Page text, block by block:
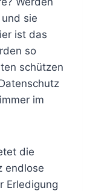
sie
ist das
so
schützen
im
die
endlose
Erledigung